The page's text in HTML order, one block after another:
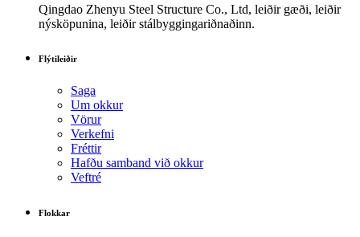
Qingdao Zhenyu Steel Structure Co., Ltd, leiðir gæði, leiðir
nýsköpunina, leiðir stálbyggingariðnaðinn.
Flýtileiðir
Saga
Um okkur
Vörur
Verkefni
Fréttir
Hafðu samband við okkur
Veftré
Flokkar